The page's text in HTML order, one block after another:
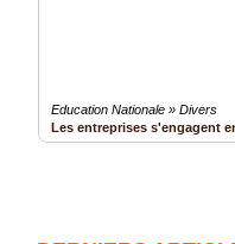
Education Nationale » Divers
Les entreprises s'engagent